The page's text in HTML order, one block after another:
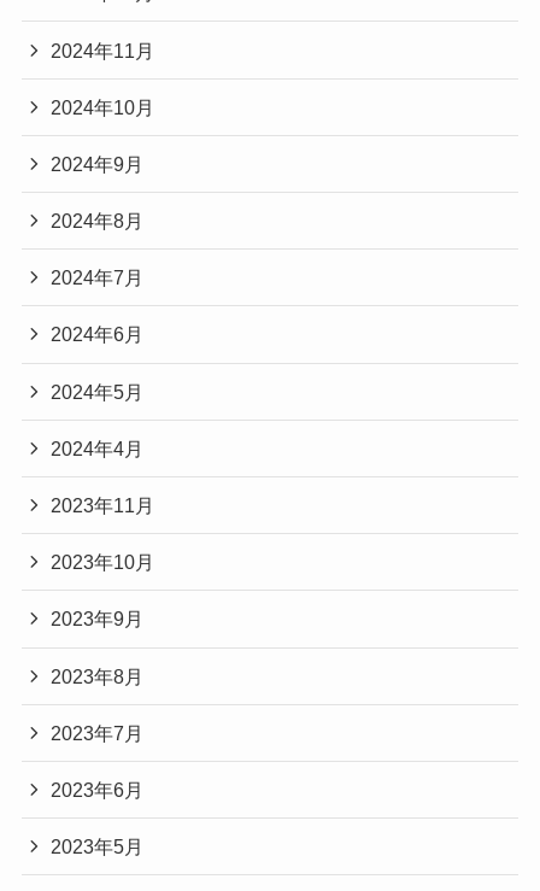
2024年11月
2024年10月
2024年9月
2024年8月
2024年7月
2024年6月
2024年5月
2024年4月
2023年11月
2023年10月
2023年9月
2023年8月
2023年7月
2023年6月
2023年5月